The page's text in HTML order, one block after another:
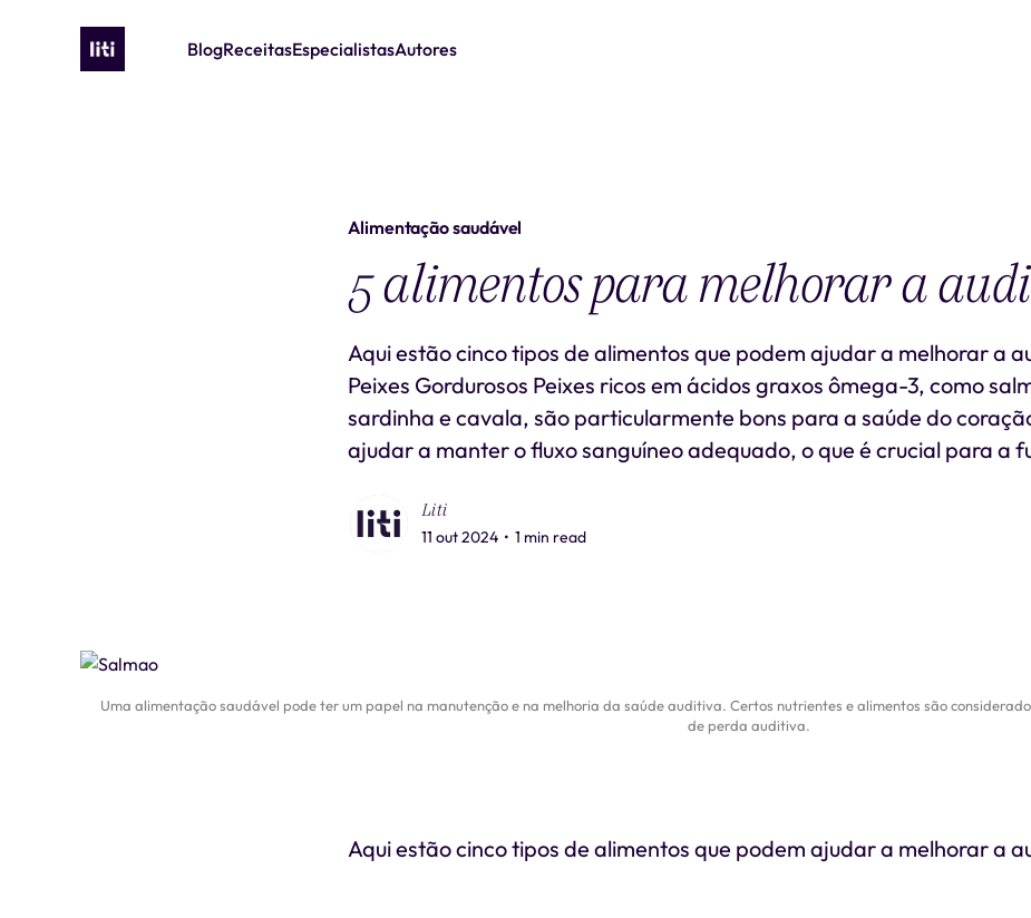
BlogReceitasEspecialistasAutores
Alimentação saudável
5 alimentos para melhorar a
Aqui estão cinco tipos de alimentos que podem ajudar a melhorar a
Peixes Gordurosos Peixes ricos em ácidos graxos ômega-3, como
sardinha e cavala, são particularmente bons para a saúde do
ajudar a manter o fluxo sanguíneo adequado, o que é crucial para a
Liti
11 out 2024 • 1 min read
Uma alimentação saudável pode ter um papel na manutenção e na melhoria da saúde auditiva. Certos nutrientes e alimentos são
de perda auditiva.
Aqui estão cinco tipos de alimentos que podem ajudar a melhorar a